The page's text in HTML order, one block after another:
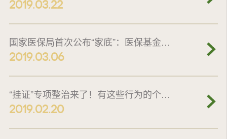
2019.03.22
国家医保局首次公布“家底”：医保基金累计结存2.3万亿
2019.03.06
“挂证”专项整治来了！有这些行为的个人、单位、中介都注意了！
2019.02.20